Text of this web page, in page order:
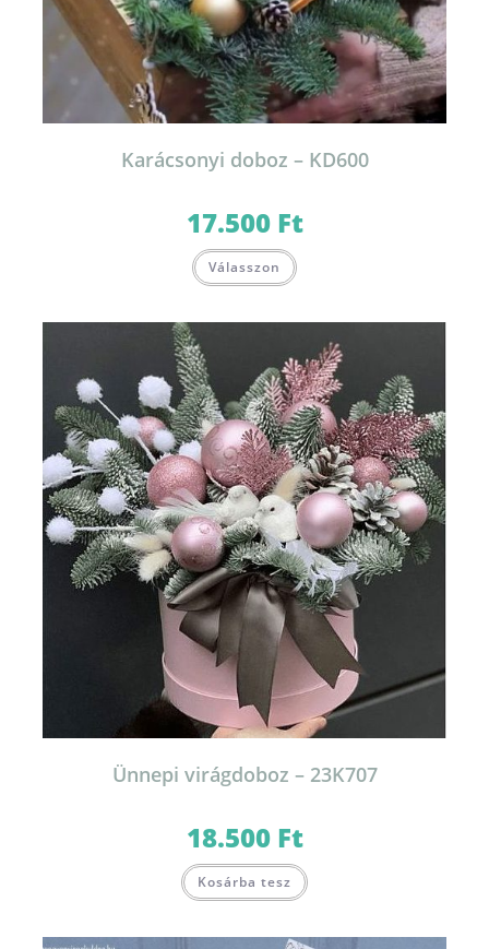
Karácsonyi doboz – KD600
17.500 Ft
Válasszon
Ünnepi virágdoboz – 23K707
18.500 Ft
Kosárba tesz